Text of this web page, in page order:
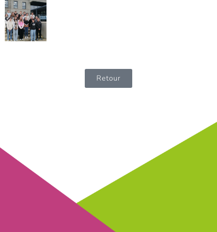
Retour